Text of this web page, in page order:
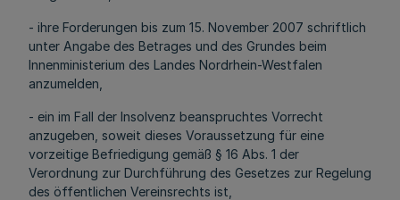
- ihre Forderungen bis zum 15. November 2007 schriftlich
unter Angabe des Betrages und des Grundes beim
Innenministerium des Landes Nordrhein-Westfalen
anzumelden,
- ein im Fall der Insolvenz beanspruchtes Vorrecht
anzugeben, soweit dieses Voraussetzung für eine
vorzeitige Befriedigung gemäß § 16 Abs. 1 der
Verordnung zur Durchführung des Gesetzes zur Regelung
des öffentlichen Vereinsrechts ist,